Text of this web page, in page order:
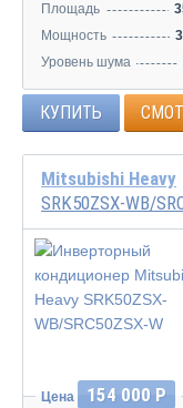
Площадь
Мощность
Уровень шума
КУПИТЬ
Mitsubishi Heavy
SRK50ZSX-WB/
Инвертор
Цена 154 000 Р